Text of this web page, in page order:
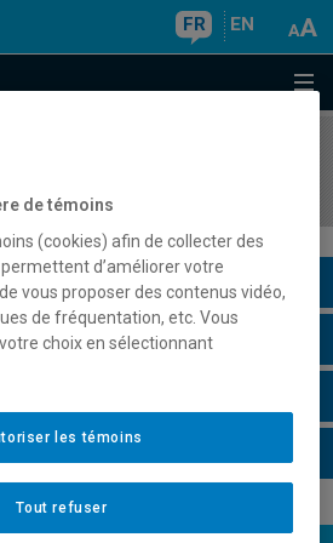
FR EN
de témoins
(cookies) afin de collecter des
d’améliorer votre
vous proposer des contenus vidéo,
de fréquentation, etc. Vous
choix en sélectionnant
Tout refuser
les témoins